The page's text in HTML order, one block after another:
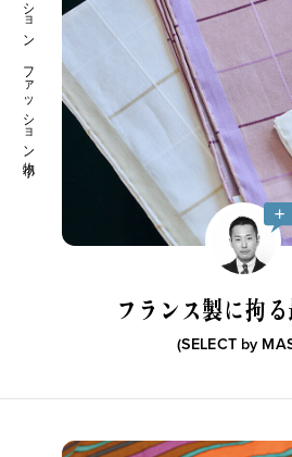
フランス製に拘
(SELECT by
ファッション ファッション小物